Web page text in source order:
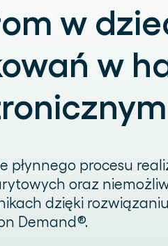
w
w
płynnego procesu
oraz
dzięki
Demand®.